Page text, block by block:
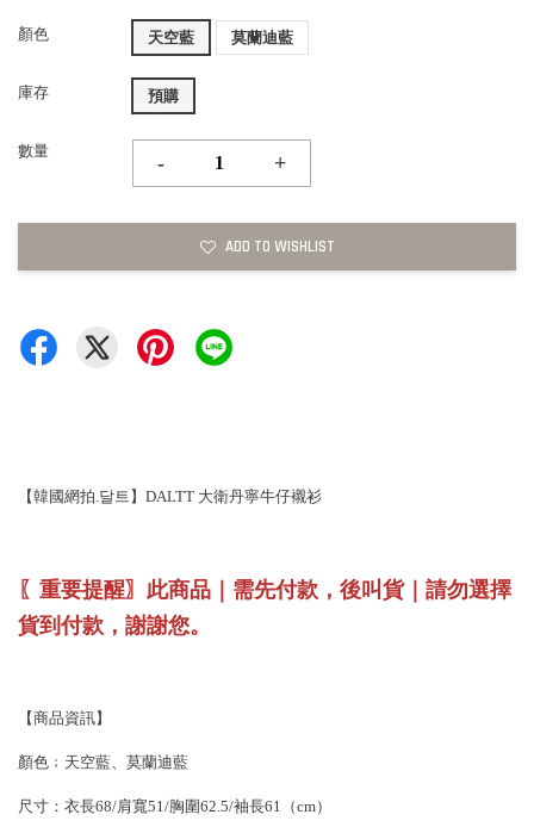
顏色 天空藍 莫蘭迪藍
庫存 預購
數量
- +
ADD TO WISHLIST
【韓國網拍.달트】DALTT 大衛丹寧牛仔襯衫
〖重要提醒〗此商品｜需先付款，後叫貨｜請勿選擇
貨到付款，謝謝您。
【商品資訊】
顏色﹔天空藍、莫蘭迪藍
尺寸：衣長68/肩寬51/胸圍62.5/袖長61（cm）